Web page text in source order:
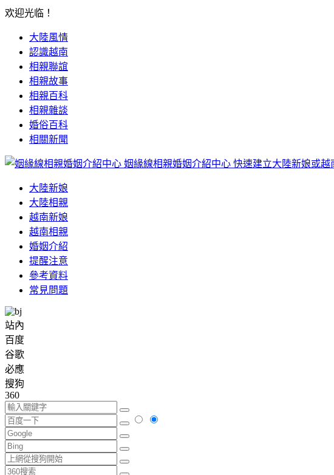
欢迎光临！
大陸風情
認識越南
相親聯誼
相親故事
相親百科
相親雜談
婚俗百科
相關新聞
姻緣線相親婚姻介紹中心 快速建立大陸新娘或越
大陸新娘
大陸相親
越南新娘
越南相親
婚姻介紹
提醒注意
參考資料
常見問題
站內
百度
谷歌
必應
搜狗
360